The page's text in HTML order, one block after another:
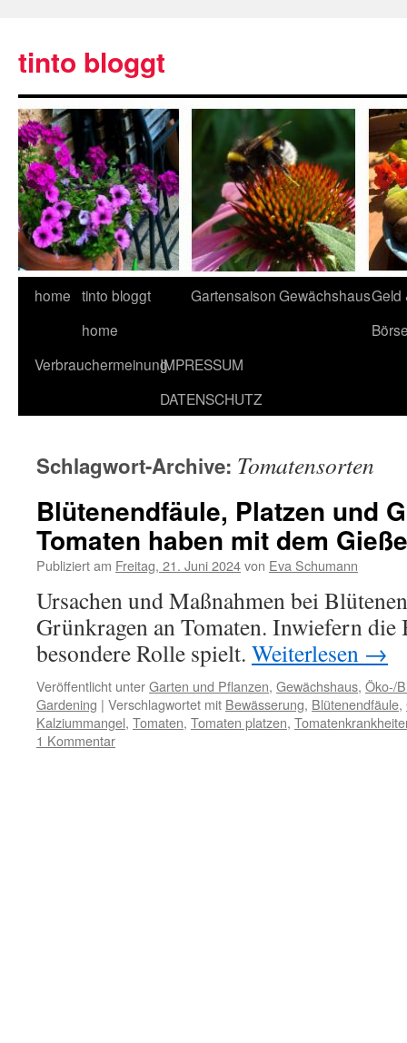
tinto bloggt
home tinto bloggt
home
GartensaisonGewächshausGeld
VerbrauchermeinungIMPRESSUM
DATENSCHUTZ
Schlagwort-Archive: Tomatensorten
Blütenendfäule, Platzen und
Tomaten haben mit dem
Publiziert am Freitag, 21. Juni 2024von Eva Schumann
Ursachen und Maßnahmen bei
Grünkragen an Tomaten. Inwiefern die
besondere Rolle spielt. Weiterlesen →
Veröffentlicht unterGarten und Pflanzen, Gewächshaus, Öko-/
Gardening | Verschlagwortet mit Bewässerung, Blütenendfäule,
Kalziummangel, Tomaten, Tomaten platzen,
1 Kommentar